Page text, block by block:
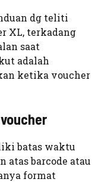
dg teliti
XL, terkadang
saat
adalah
ketika voucher
batas waktu
atas barcode atau
format